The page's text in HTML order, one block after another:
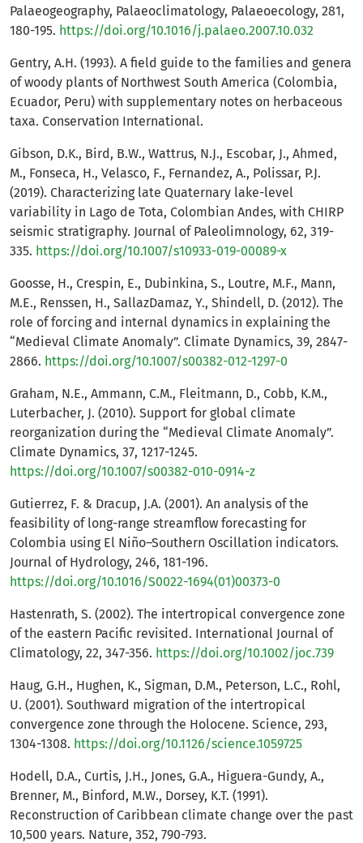
Palaeogeography, Palaeoclimatology, Palaeoecology, 281,
180-195. https://doi.org/10.1016/j.palaeo.2007.10.032
Gentry, A.H. (1993). A field guide to the families and genera
of woody plants of Northwest South America (Colombia,
Ecuador, Peru) with supplementary notes on herbaceous
taxa. Conservation International.
Gibson, D.K., Bird, B.W., Wattrus, N.J., Escobar, J., Ahmed,
M., Fonseca, H., Velasco, F., Fernandez, A., Polissar, P.J.
(2019). Characterizing late Quaternary lake-level
variability in Lago de Tota, Colombian Andes, with CHIRP
seismic stratigraphy. Journal of Paleolimnology, 62, 319-
335. https://doi.org/10.1007/s10933-019-00089-x
Goosse, H., Crespin, E., Dubinkina, S., Loutre, M.F., Mann,
M.E., Renssen, H., SallazDamaz, Y., Shindell, D. (2012). The
role of forcing and internal dynamics in explaining the
“Medieval Climate Anomaly”. Climate Dynamics, 39, 2847-
2866. https://doi.org/10.1007/s00382-012-1297-0
Graham, N.E., Ammann, C.M., Fleitmann, D., Cobb, K.M.,
Luterbacher, J. (2010). Support for global climate
reorganization during the “Medieval Climate Anomaly”.
Climate Dynamics, 37, 1217-1245.
https://doi.org/10.1007/s00382-010-0914-z
Gutierrez, F. & Dracup, J.A. (2001). An analysis of the
feasibility of long-range streamflow forecasting for
Colombia using El Niño–Southern Oscillation indicators.
Journal of Hydrology, 246, 181-196.
https://doi.org/10.1016/S0022-1694(01)00373-0
Hastenrath, S. (2002). The intertropical convergence zone
of the eastern Pacific revisited. International Journal of
Climatology, 22, 347-356. https://doi.org/10.1002/joc.739
Haug, G.H., Hughen, K., Sigman, D.M., Peterson, L.C., Rohl,
U. (2001). Southward migration of the intertropical
convergence zone through the Holocene. Science, 293,
1304-1308. https://doi.org/10.1126/science.1059725
Hodell, D.A., Curtis, J.H., Jones, G.A., Higuera-Gundy, A.,
Brenner, M., Binford, M.W., Dorsey, K.T. (1991).
Reconstruction of Caribbean climate change over the past
10,500 years. Nature, 352, 790-793.